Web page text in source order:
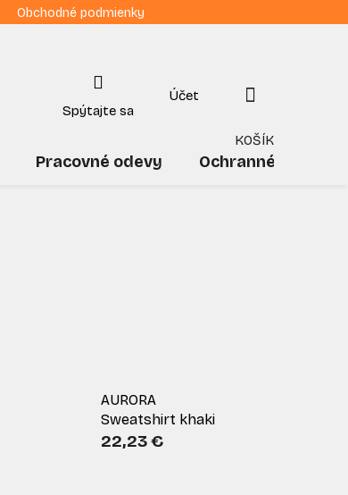
Obchodné podmienky
NÁKUPNÝ
KOŠÍK
Pracovné odevy Ochranné
AURORA
Sweatshirt khaki
22,23 €